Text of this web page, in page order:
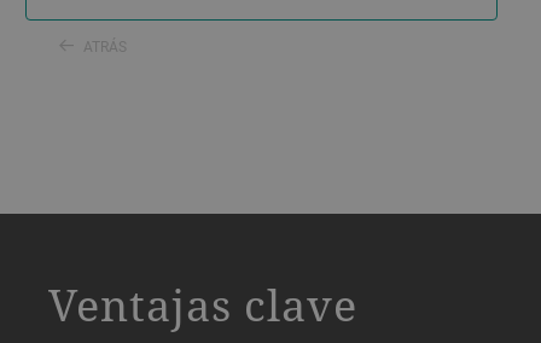
ATRÁS
Ventajas clave